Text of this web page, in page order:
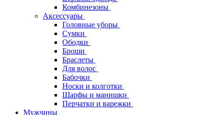
Комбинезоны
Аксессуары
Головные уборы
Сумки
Ободки
Броши
Браслеты
Для волос
Бабочки
Носки и колготки
Шарфы и манишки
Перчатки и варежки
Мужчины